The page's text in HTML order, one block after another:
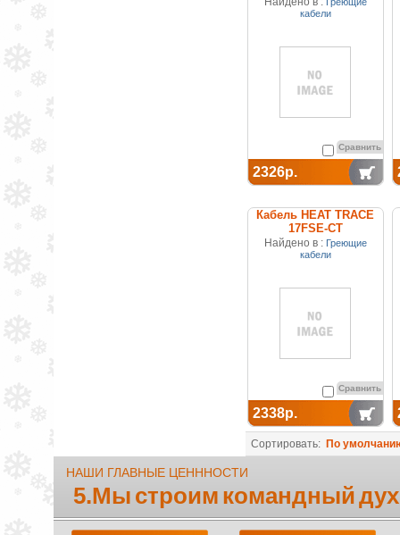
(покрытие из
кабели
Сравнить
2326р.
Кабель HEAT TRACE
17FSE-CT
саморегулирующийся
(покрытие из
Найдено в : Греющие
кабели
Сравнить
2338р.
Сортировать: По
НАШИ ГЛАВНЫЕ ЦЕНННОСТИ
5.Мы строим командный